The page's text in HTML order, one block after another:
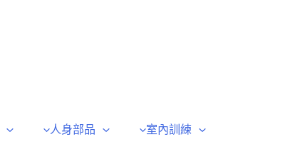
人身部品
室內訓練